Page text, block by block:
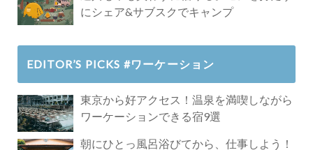
にシェア&サブスクでキャンプ
EDITOR’S PICKS #ワーケーション
東京から好アクセス！温泉を満喫しながら
ワーケーションできる宿9選
朝にひとっ風呂浴びてから、仕事しよう！